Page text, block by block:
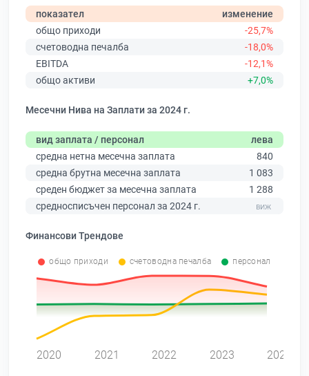
показател
изменение
общо приходи
-25,7%
счетоводна печалба
-18,0%
EBITDA
-12,1%
общо активи
+7,0%
Месечни Нива на Заплати за 2024 г.
вид заплата / персонал
лева
средна нетна месечна заплата
840
средна брутна месечна заплата
1 083
среден бюджет за месечна заплата
1 288
средносписъчен персонал за 2024 г.
Финансови Трендове
общо приходи счетоводна печалба персонал
2020 2021 2022 2023 2024